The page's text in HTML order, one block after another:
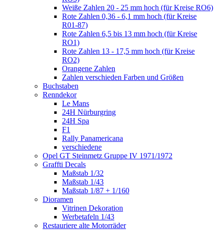
Weiße Zahlen 20 - 25 mm hoch (für Kreise RO6)
Rote Zahlen 0,36 - 6,1 mm hoch (für Kreise
R01-87)
Rote Zahlen 6,5 bis 13 mm hoch (für Kreise
RO1)
Rote Zahlen 13 - 17,5 mm hoch (für Kreise
RO2)
Orangene Zahlen
Zahlen verschieden Farben und Größen
Buchstaben
Renndekor
Le Mans
24H Nürburgring
24H Spa
F1
Rally Panamericana
verschiedene
Opel GT Steinmetz Gruppe IV 1971/1972
Graffti Decals
Maßstab 1/32
Maßstab 1/43
Maßstab 1/87 + 1/160
Dioramen
Vitrinen Dekoration
Werbetafeln 1/43
Restauriere alte Motorräder